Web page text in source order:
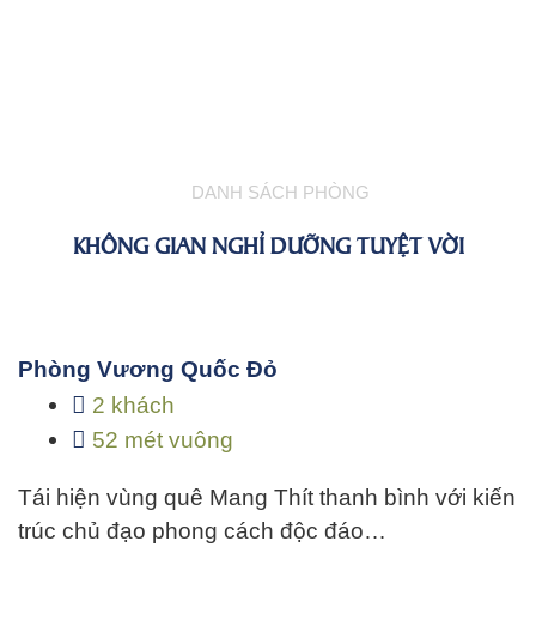
DANH SÁCH PHÒNG
KHÔNG GIAN NGHỈ DƯỠNG TUYỆT VỜI
Phòng Vương Quốc Đỏ
2 khách
52 mét vuông
Tái hiện vùng quê Mang Thít thanh bình với kiến
trúc chủ đạo phong cách độc đáo…